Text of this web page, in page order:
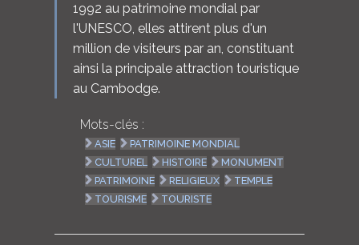
1992 au patrimoine mondial par
l'UNESCO, elles attirent plus d'un
million de visiteurs par an, constituant
ainsi la principale attraction touristique
au Cambodge.
Mots-clés :
ASIE
PATRIMOINE MONDIAL
CULTUREL
HISTOIRE
MONUMENT
PATRIMOINE
RELIGIEUX
TEMPLE
TOURISME
TOURISTE